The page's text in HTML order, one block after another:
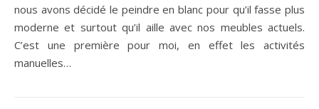
nous avons décidé le peindre en blanc pour qu’il fasse plus
moderne et surtout qu’il aille avec nos meubles actuels.
C’est une première pour moi, en effet les activités
manuelles…